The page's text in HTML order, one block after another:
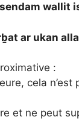
wallit
ar ukan
:
cela n’est
et ne peut